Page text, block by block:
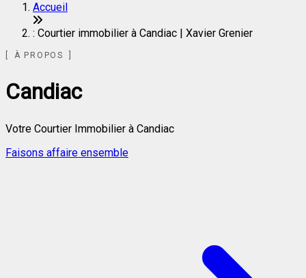
Accueil
: Courtier immobilier à Candiac | Xavier Grenier
À PROPOS
Candiac
Votre Courtier Immobilier à Candiac
Faisons affaire ensemble